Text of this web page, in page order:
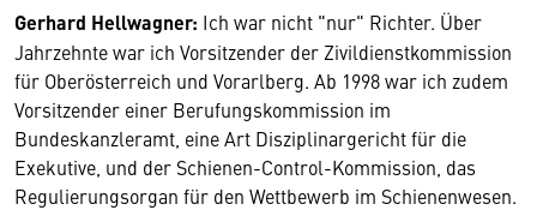
Gerhard Hellwagner: Ich war nicht "nur" Richter. Über
Jahrzehnte war ich Vorsitzender der Zivildienstkommission
für Oberösterreich und Vorarlberg. Ab 1998 war ich zudem
Vorsitzender einer Berufungskommission im
Bundeskanzleramt, eine Art Disziplinargericht für die
Exekutive, und der Schienen-Control-Kommission, das
Regulierungsorgan für den Wettbewerb im Schienenwesen.